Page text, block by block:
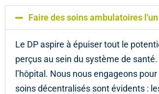
Faire des soins ambulatoires
Le DP aspire à épuiser tout le
perçus au sein du système de
l’hôpital. Nous nous engageons
soins décentralisés sont évidents :